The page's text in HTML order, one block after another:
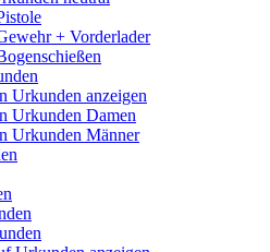
+ Vorderlader
Urkunden anzeigen
Urkunden Damen
Urkunden Männer